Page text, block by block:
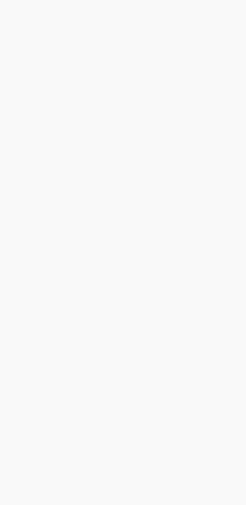
的纸制挥春，为环保出一分力，亦能